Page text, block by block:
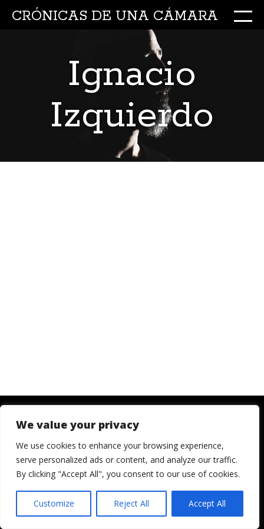
We value your privacy
We use cookies to enhance your browsing experience,
serve personalized ads or content, and analyze our traffic.
By clicking "Accept All", you consent to our use of cookies.
Customize Reject All Accept All
CRÓNICAS DE UNA CÁMARA
Ignacio
Izquierdo
© 2006 - 2026
dicen que llegada una edad es hora de asentar la
cabeza. Decepcionémosles.
Crónicas de una cámara es un blog de Ignacio